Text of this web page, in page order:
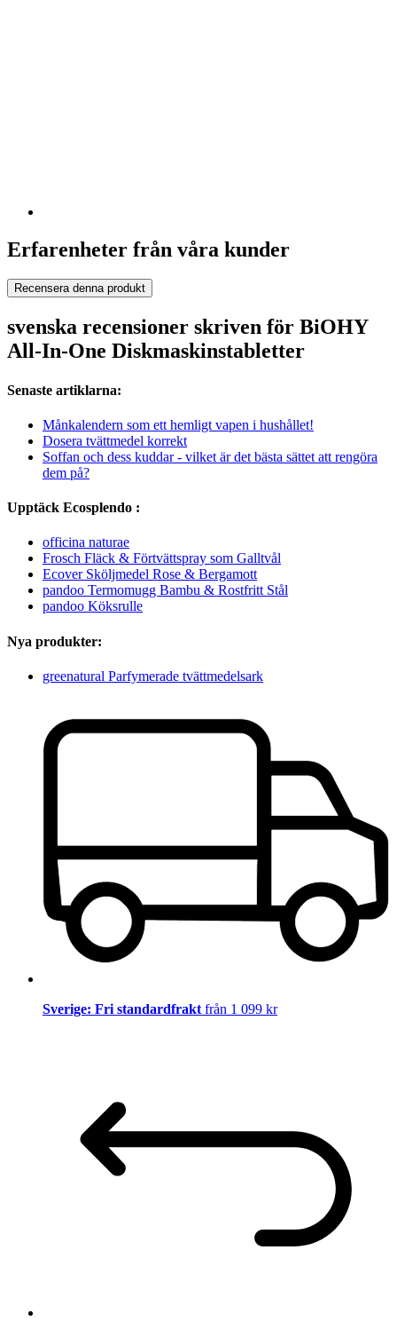
Erfarenheter från våra kunder
Recensera denna produkt
svenska recensioner skriven för BiOHY
All-In-One Diskmaskinstabletter
Senaste artiklarna:
Månkalendern som ett hemligt vapen i hushållet!
Dosera tvättmedel korrekt
Soffan och dess kuddar - vilket är det bästa sättet att rengöra
dem på?
Upptäck Ecosplendo :
officina naturae
Frosch Fläck & Förtvättspray som Galltvål
Ecover Sköljmedel Rose & Bergamott
pandoo Termomugg Bambu & Rostfritt Stål
pandoo Köksrulle
Nya produkter:
greenatural Parfymerade tvättmedelsark
Sverige: Fri standardfrakt från 1 099 kr